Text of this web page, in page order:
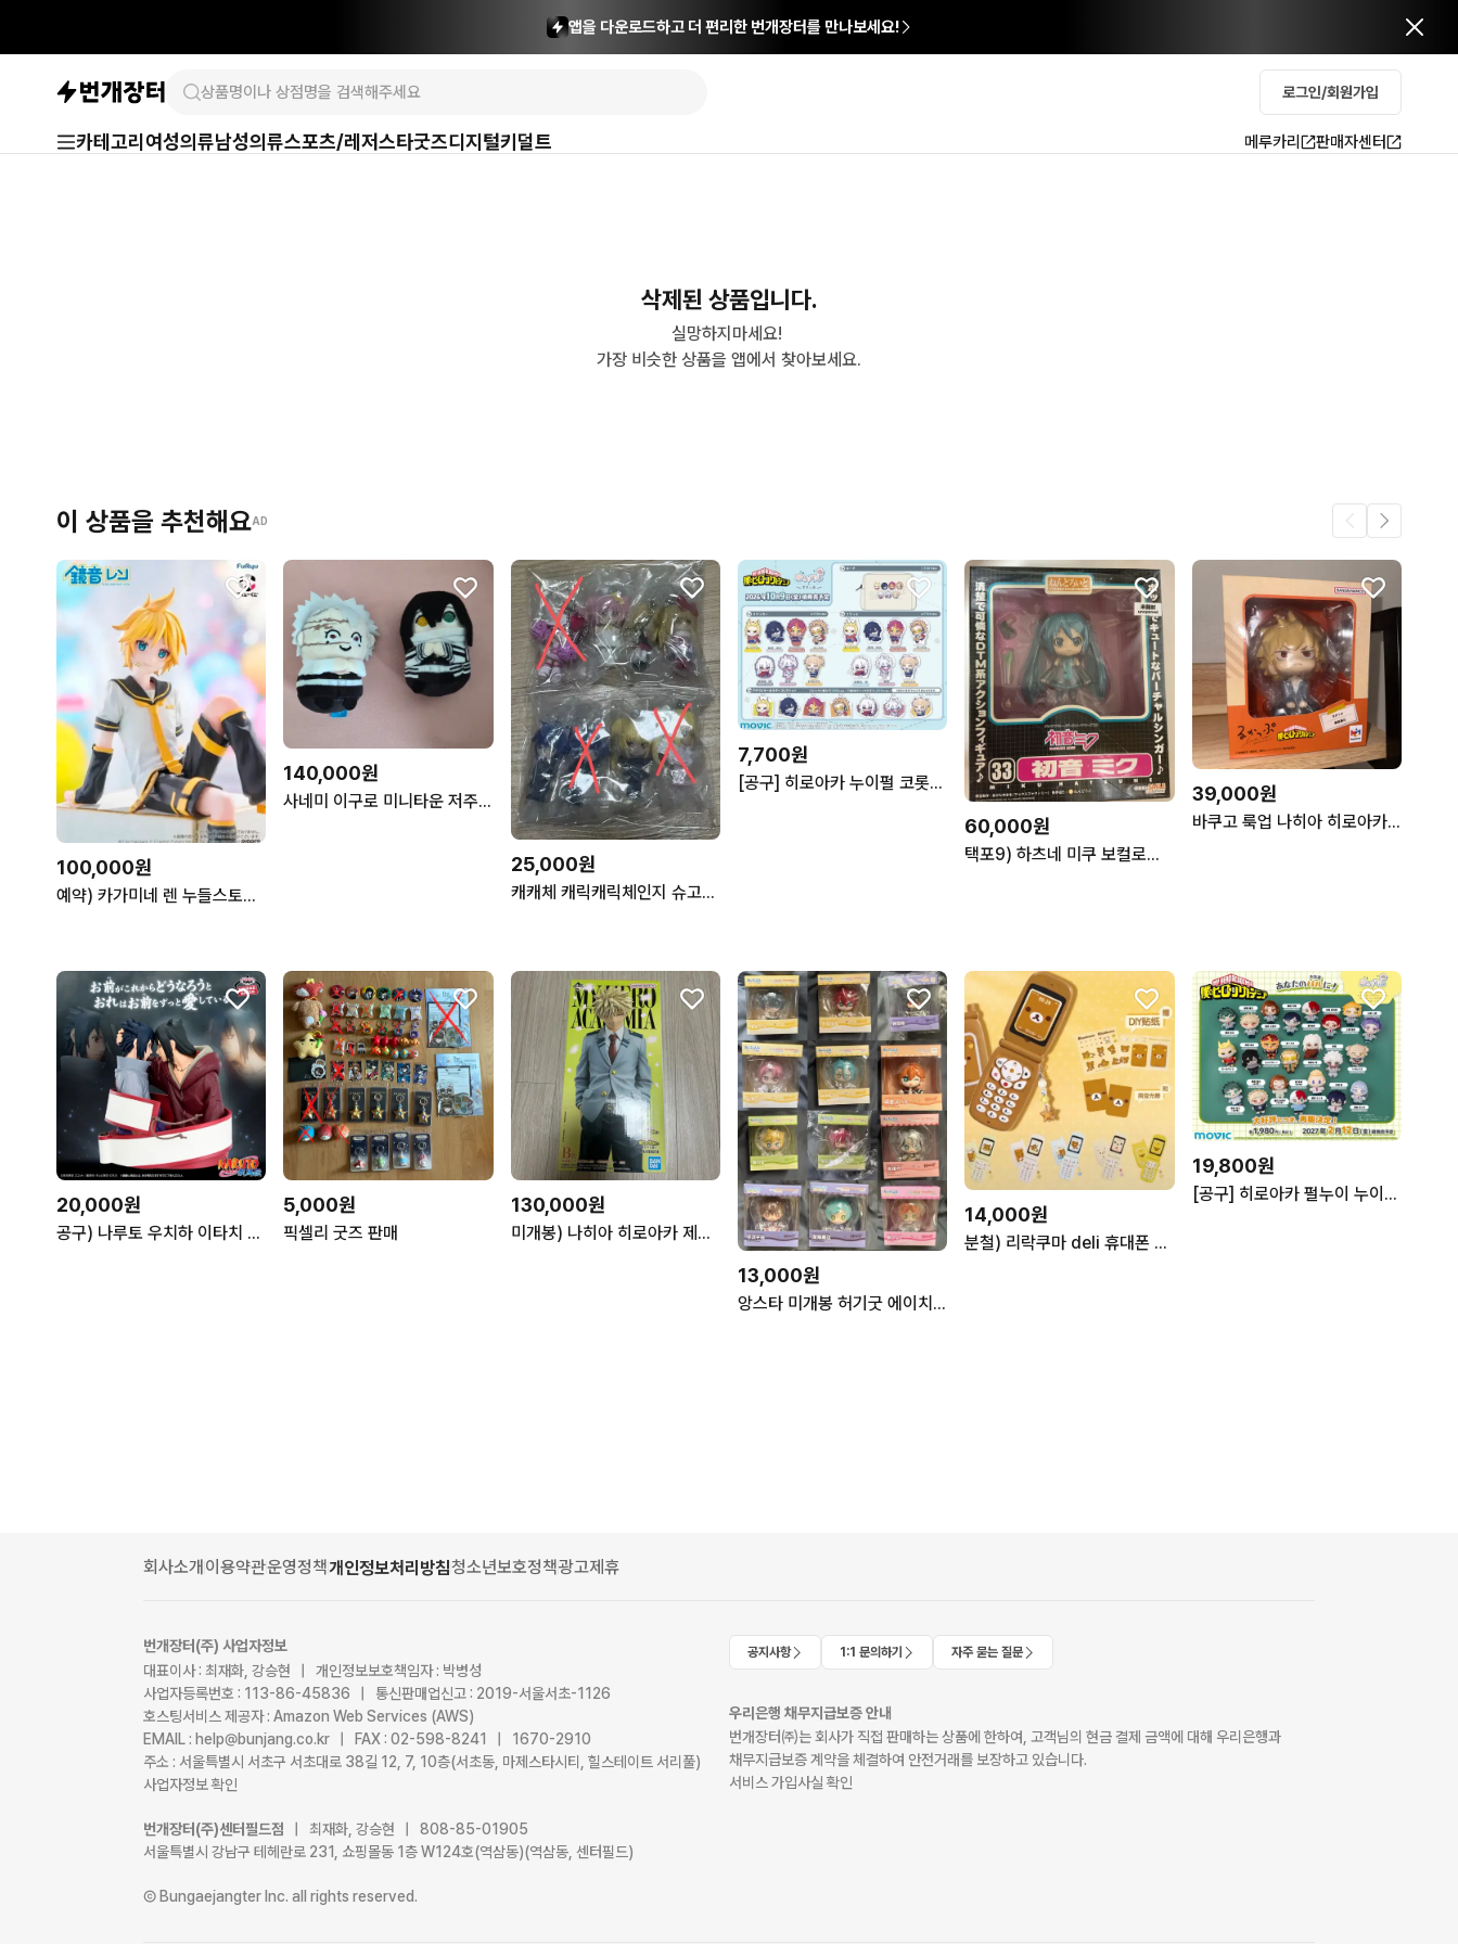
앱을 다운로드하고 더 편리한 번개장터를 만나보세요!
로그인/회원가입
카테고리 여성의류남성의류스포츠/레저스타굿즈디지털키덜트 메루카리 판매자센터
삭제된 상품입니다.
실망하지마세요!
가장 비슷한 상품을 앱에서 찾아보세요.
이 상품을 추천해요AD
100,000원
예약) 카가미네 렌 누들스토퍼 보컬로이드 피규어
140,000원
사네미 이구로 미니타운 저주인형 귀멸의칼날 탄지로 이노스케 미츠리 무잔 렌고쿠 쿄쥬로
25,000원
캐캐체 캐릭캐릭체인지 슈고카라 아무 토마 이쿠토 세라 우타우 리마 고전 가챠 피규어 키링
7,700원
[공구] 히로아카 누이펄 코롯토 스티커 다비 시가라키 토가 호크스 엔데버 아이자와 올마이트
60,000원
택포9) 하츠네 미쿠 보컬로이드 보카로 넨도로이드 33번 고전 미소녀 피규어
39,000원
바쿠고 룩업 나히아 히로아카 피규어
20,000원
공구) 나루토 우치하 이타치 사스케 질풍전 피규어
5,000원
픽셀리 굿즈 판매
130,000원
미개봉) 나히아 히로아카 제일복권 제복 쿠지 이어지는 마음 바쿠고 피규어 B상
13,000원
앙스타 미개봉 허기굿 에이치 스바루 카나타 히나타 슈 린네 히메루 이부키 미츠루 에스 칸나 피규어 마그넷
14,000원
분철) 리락쿠마 deli 휴대폰 재생 녹음 키링 공구
19,800원
[공구] 히로아카 펄누이 누이펄 시가라키 다비 토가 바쿠고 아이자와 신소 올마이트 이이다 카미나리 키리시마 타마키 네지레 토도로키 미도리야
회사소개 이용약관운영정책개인정보처리방침청소년보호정책광고제휴
번개장터(주) 사업자정보
대표이사 : 최재화, 강승현 | 개인정보보호책임자 : 박병성
사업자등록번호 : 113-86-45836 | 통신판매업신고 : 2019-서울서초-1126
호스팅서비스 제공자 : Amazon Web Services (AWS)
EMAIL : help@bunjang.co.kr | FAX : 02-598-8241 | 1670-2910
주소 : 서울특별시 서초구 서초대로 38길 12, 7, 10층(서초동, 마제스타시티, 힐스테이트 서리풀)
사업자정보 확인
번개장터(주)센터필드점
| 최재화, 강승현 | 808-85-01905
서울특별시 강남구 테헤란로 231, 쇼핑몰동 1층 W124호(역삼동)(역삼동, 센터필드)
Ⓒ Bungaejangter Inc. all rights reserved.
공지사항 1:1 문의하기 자주 묻는 질문
우리은행 채무지급보증 안내
번개장터㈜는 회사가 직접 판매하는 상품에 한하여, 고객님의 현금 결제 금액에 대해 우리은행과
채무지급보증 계약을 체결하여 안전거래를 보장하고 있습니다.
서비스 가입사실 확인